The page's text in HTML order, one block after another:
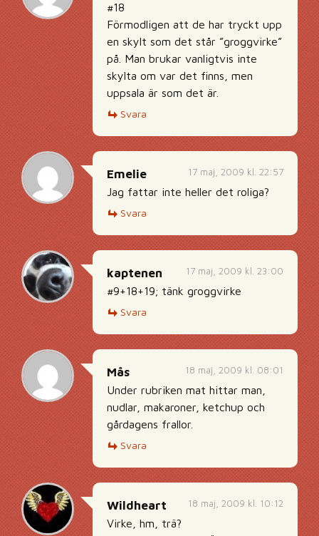
#18
Förmodligen att de har tryckt upp
en skylt som det står ”groggvirke”
på. Man brukar vanligtvis inte
skylta om var det finns, men
uppsala är som det är.
Svara
17 maj, 2009 kl. 22:57
Emelie
Jag fattar inte heller det roliga?
Svara
17 maj, 2009 kl. 23:00
kaptenen
#9+18+19; tänk groggvirke
Svara
18 maj, 2009 kl. 08:01
Mås
Under rubriken mat hittar man,
nudlar, makaroner, ketchup och
gårdagens frallor.
Svara
18 maj, 2009 kl. 10:12
Wildheart
Virke, hm, trä?